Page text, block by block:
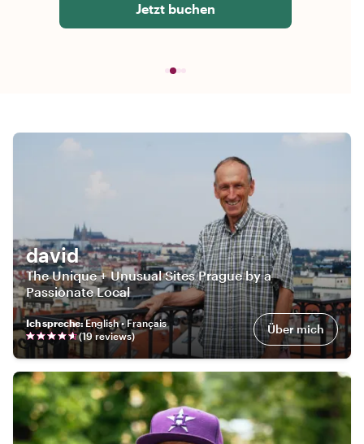
Jetzt buchen
david
The Unique + Unusual Sites Prague by a
Passionate Local
Ich spreche:English • Français
(19reviews) Über mich